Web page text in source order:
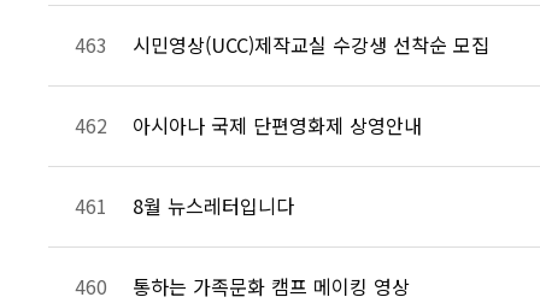
463 시민영상(UCC)제작교실 수강생 선착순 모집
462 아시아나 국제 단편영화제 상영안내
461 8월 뉴스레터입니다
460 통하는 가족문화 캠프 메이킹 영상